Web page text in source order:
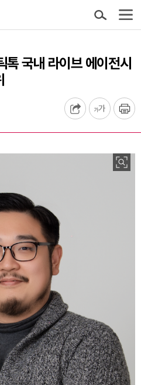
국내 라이브 에이전시